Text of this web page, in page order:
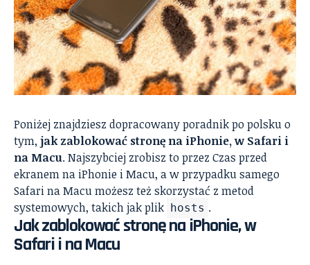
Poniżej znajdziesz dopracowany poradnik po polsku o
tym, jak zablokować stronę na iPhonie, w Safari i
na Macu. Najszybciej zrobisz to przez Czas przed
ekranem na iPhonie i Macu, a w przypadku samego
Safari na Macu możesz też skorzystać z metod
systemowych, takich jak plik hosts .
Jak zablokować stronę na iPhonie, w
Safari i na Macu